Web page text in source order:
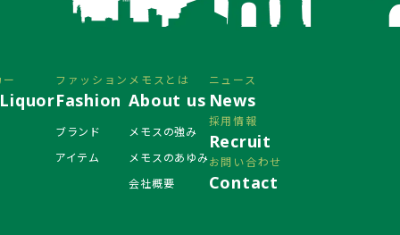
ファッション
Fashion
ブランド
アイテム
メモスとは
About us
メモスの強み
メモスのあゆみ
会社概要
ニュース
News
採用情報
Recruit
お問い合わせ
Contact